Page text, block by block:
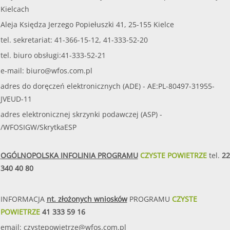
Kielcach
Aleja Księdza Jerzego Popiełuszki 41, 25-155 Kielce
tel. sekretariat: 41-366-15-12, 41-333-52-20
tel. biuro obsługi:41-333-52-21
e-mail: biuro@wfos.com.pl
adres do doręczeń elektronicznych (ADE) - AE:PL-80497-31955-
JVEUD-11
adres elektronicznej skrzynki podawczej (ASP) -
/WFOSIGW/SkrytkaESP
OGÓLNOPOLSKA INFOLINIA PROGRAMUCZYSTE POWIETRZEtel. 22
340 40 80
INFORMACJA nt. złożonych wnioskówPROGRAMU CZYSTE
POWIETRZE41 333 59 16
email: czystepowietrze@wfos.com.pl